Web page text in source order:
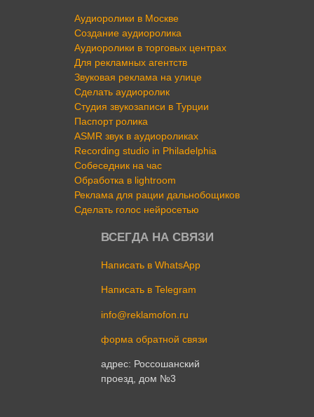
Аудиоролики в Москве
Создание аудиоролика
Аудиоролики в торговых центрах
Для рекламных агентств
Звуковая реклама на улице
Сделать аудиоролик
Студия звукозаписи в Турции
Паспорт ролика
ASMR звук в аудиороликах
Recording studio in Philadelphia
Собеседник на час
Обработка в lightroom
Реклама для рации дальнобощиков
Сделать голос нейросетью
ВСЕГДА НА СВЯЗИ
Написать в WhatsApp
Написать в Telegram
info@reklamofon.ru
форма обратной связи
адрес: Россошанский
проезд, дом №3